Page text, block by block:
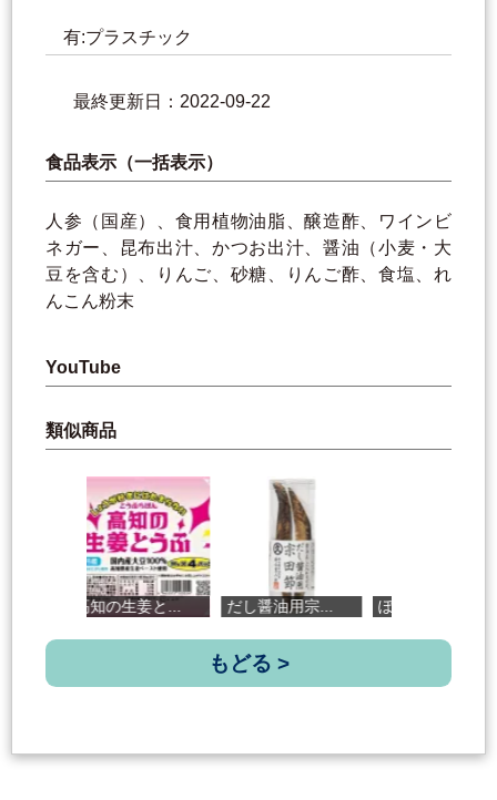
有:プラスチック
最終更新日：2022-09-22
食品表示（一括表示）
人参（国産）、食用植物油脂、醸造酢、ワインビ
ネガー、昆布出汁、かつお出汁、醤油（小麦・大
豆を含む）、りんご、砂糖、りんご酢、食塩、れ
んこん粉末
YouTube
類似商品
高知の生姜と... だし醤油用宗... ぽん酢しょう...
もどる >